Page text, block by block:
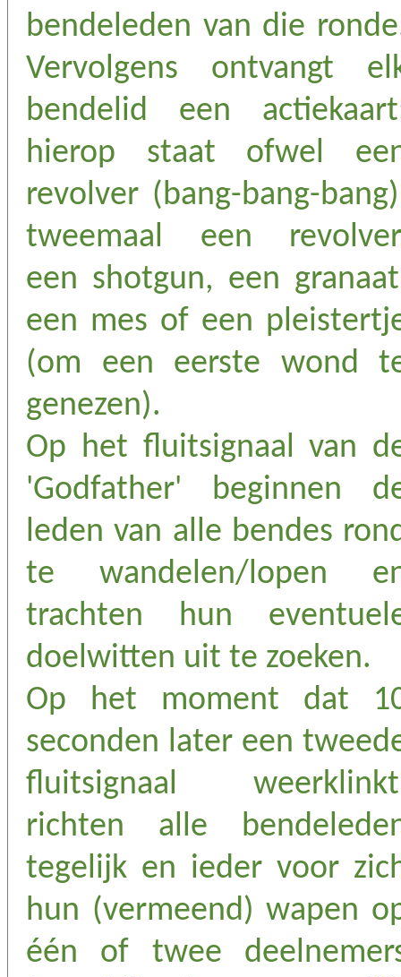
bendeleden van die
Vervolgens ontvangt
bendelid een
hierop staat ofwel
revolver (bang-bang-
tweemaal een
een shotgun, een
een mes of een
(om een eerste wond
genezen).
Op het fluitsignaal van
'Godfather' beginnen
leden van alle bendes
te wandelen/lopen
trachten hun
doelwitten uit te zoeken.
Op het moment dat
seconden later een
fluitsignaal
richten alle
tegelijk en ieder voor
hun (vermeend) wapen
één of twee